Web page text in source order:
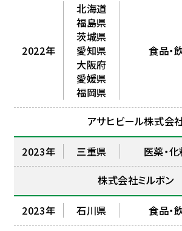
2022年
北海道
福島県
茨城県
愛知県
大阪府
愛媛県
福岡県
食品・
アサヒビール株式会
2023年 三重県
医薬・
株式会社ミルボン
2023年 石川県
食品・